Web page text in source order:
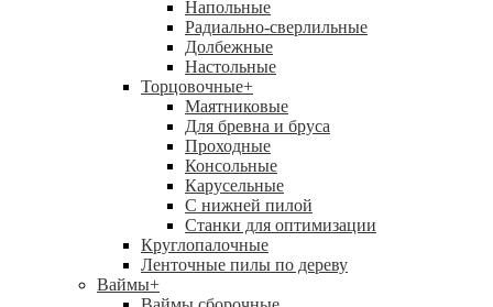
Напольные
Радиально-сверлильные
Долбежные
Настольные
Торцовочные+
Маятниковые
Для бревна и бруса
Проходные
Консольные
Карусельные
С нижней пилой
Станки для оптимизации
Круглопалочные
Ленточные пилы по дереву
Ваймы+